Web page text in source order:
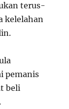
terus-
kelelahan
pemanis
beli